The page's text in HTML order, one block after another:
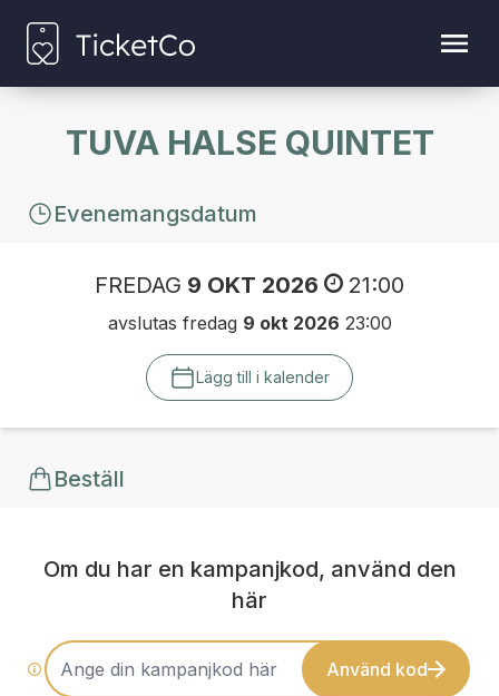
TUVA HALSE QUINTET
Evenemangsdatum
FREDAG 9 OKT 2026 21:00
avslutas fredag 9 okt 2026 23:00
Lägg till i kalender
Beställ
Om du har en kampanjkod, använd den
här
Använd kod